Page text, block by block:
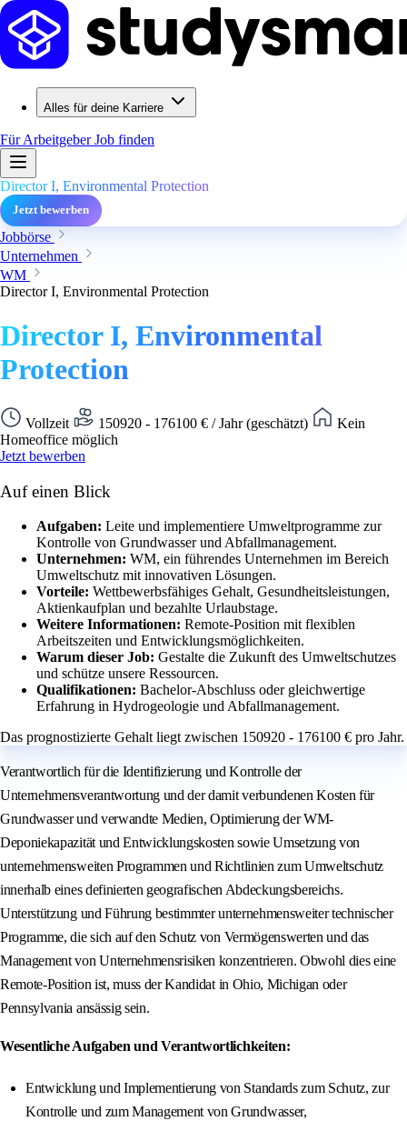
Alles für deine Karriere
Für ArbeitgeberJob finden
Director I, Environmental Protection
Jetzt bewerben
Jobbörse
Unternehmen
WM
Director I, Environmental Protection
Director I, Environmental
Protection
Vollzeit 150920 - 176100 € / Jahr (geschätzt)
Kein
Homeoffice möglich
Jetzt bewerben
Auf einen Blick
Aufgaben: Leite und implementiere Umweltprogramme zur
Kontrolle von Grundwasser und Abfallmanagement.
Unternehmen: WM, ein führendes Unternehmen im Bereich
Umweltschutz mit innovativen Lösungen.
Vorteile: Wettbewerbsfähiges Gehalt, Gesundheitsleistungen,
Aktienkaufplan und bezahlte Urlaubstage.
Weitere Informationen: Remote-Position mit flexiblen
Arbeitszeiten und Entwicklungsmöglichkeiten.
Warum dieser Job: Gestalte die Zukunft des Umweltschutzes
und schütze unsere Ressourcen.
Qualifikationen: Bachelor-Abschluss oder gleichwertige
Erfahrung in Hydrogeologie und Abfallmanagement.
Das prognostizierte Gehalt liegt zwischen 150920 - 176100 € pro Jahr.
Verantwortlich für die Identifizierung und Kontrolle der
Unternehmensverantwortung und der damit verbundenen Kosten für
Grundwasser und verwandte Medien, Optimierung der WM-
Deponiekapazität und Entwicklungskosten sowie Umsetzung von
unternehmensweiten Programmen und Richtlinien zum Umweltschutz
innerhalb eines definierten geografischen Abdeckungsbereichs.
Unterstützung und Führung bestimmter unternehmensweiter technischer
Programme, die sich auf den Schutz von Vermögenswerten und das
Management von Unternehmensrisiken konzentrieren. Obwohl dies eine
Remote-Position ist, muss der Kandidat in Ohio, Michigan oder
Pennsylvania ansässig sein.
Wesentliche Aufgaben und Verantwortlichkeiten:
Entwicklung und Implementierung von Standards zum Schutz, zur
Kontrolle und zum Management von Grundwasser,